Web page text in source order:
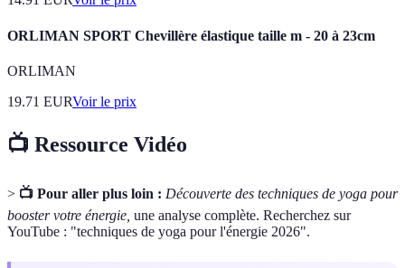
ORLIMAN SPORT Chevillère élastique taille m - 20 à 23cm
ORLIMAN
19.71 EURVoir le prix
📺 Ressource Vidéo
> 📺 Pour aller plus loin : Découverte des techniques de yoga pour
booster votre énergie, une analyse complète. Recherchez sur
YouTube : "techniques de yoga pour l'énergie 2026".